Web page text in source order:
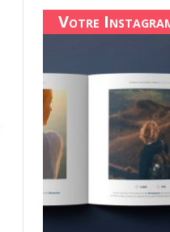
Votre